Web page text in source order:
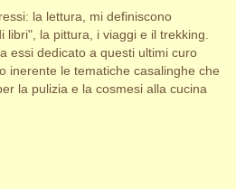
la lettura, mi definiscono
libri", la pittura, i viaggi e il trekking.
a essi dedicato a questi ultimi curo
inerente le tematiche casalinghe che
la pulizia e la cosmesi alla cucina